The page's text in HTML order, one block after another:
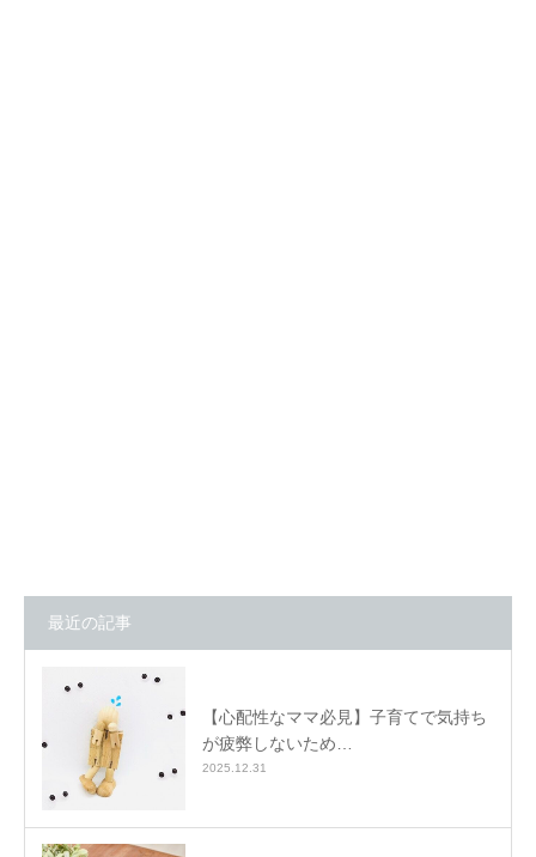
最近の記事
【心配性なママ必見】子育てで気持ち
が疲弊しないため…
2025.12.31